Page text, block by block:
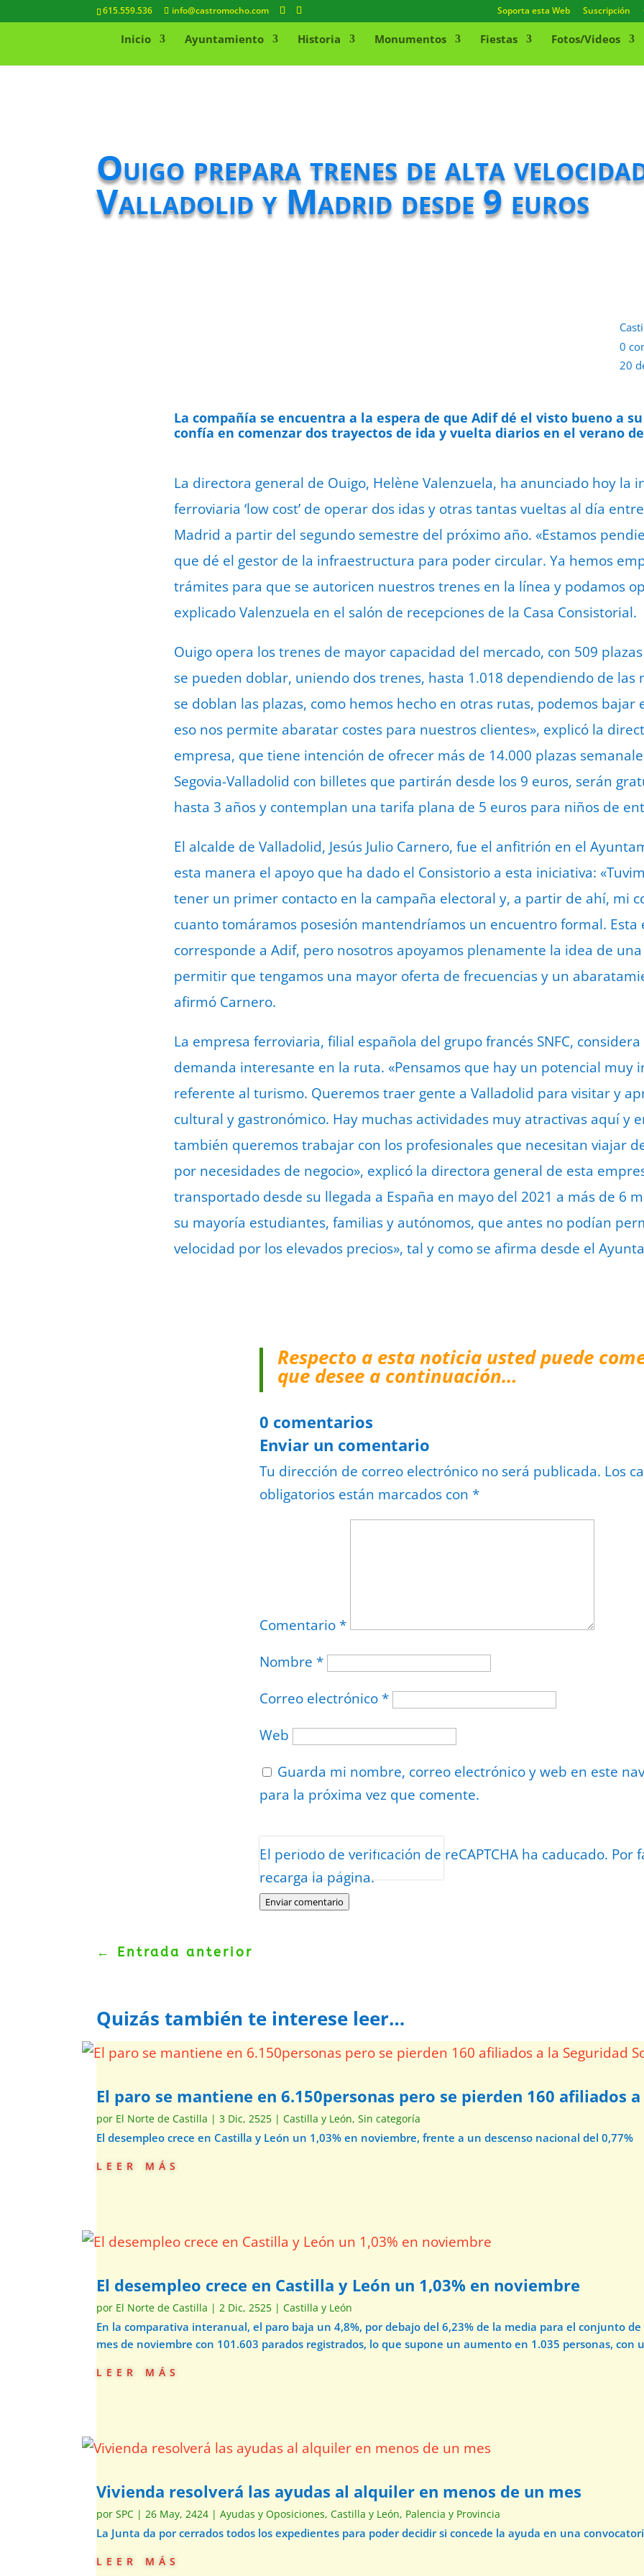
615.559.536 info@castromocho.com Soporta esta Web Suscripción
Inicio Ayuntamiento Historia Monumentos Fiestas Fotos/Videos
Ouigo prepara trenes de alta
Valladolid y Madrid desde 9 euros
0
20
La compañía se encuentra a la espera de que Adif dé el visto bueno a
confía en comenzar dos trayectos de ida y vuelta diarios en el verano de
La directora general de Ouigo, Helène Valenzuela, ha anunciado hoy la
ferroviaria ‘low cost’ de operar dos idas y otras tantas vueltas al día
Madrid a partir del segundo semestre del próximo año. «Estamos
que dé el gestor de la infraestructura para poder circular. Ya hemos
trámites para que se autoricen nuestros trenes en la línea y podamos
explicado Valenzuela en el salón de recepciones de la Casa Consistorial.
Ouigo opera los trenes de mayor capacidad del mercado, con 509
se pueden doblar, uniendo dos trenes, hasta 1.018 dependiendo de las
se doblan las plazas, como hemos hecho en otras rutas, podemos bajar
eso nos permite abaratar costes para nuestros clientes», explicó la
empresa, que tiene intención de ofrecer más de 14.000 plazas
Segovia-Valladolid con billetes que partirán desde los 9 euros, serán
hasta 3 años y contemplan una tarifa plana de 5 euros para niños de
El alcalde de Valladolid, Jesús Julio Carnero, fue el anfitrión en el
esta manera el apoyo que ha dado el Consistorio a esta iniciativa:
tener un primer contacto en la campaña electoral y, a partir de ahí, mi
cuanto tomáramos posesión mantendríamos un encuentro formal. Esta
corresponde a Adif, pero nosotros apoyamos plenamente la idea de
permitir que tengamos una mayor oferta de frecuencias y un
afirmó Carnero.
La empresa ferroviaria, filial española del grupo francés SNFC,
demanda interesante en la ruta. «Pensamos que hay un potencial muy
referente al turismo. Queremos traer gente a Valladolid para visitar y
cultural y gastronómico. Hay muchas actividades muy atractivas aquí y
también queremos trabajar con los profesionales que necesitan viajar
por necesidades de negocio», explicó la directora general de esta
transportado desde su llegada a España en mayo del 2021 a más de 6
su mayoría estudiantes, familias y autónomos, que antes no podían
velocidad por los elevados precios», tal y como se afirma desde el
Respecto a esta noticia usted puede
que desee a continuación…
0 comentarios
Enviar un comentario
Tu dirección de correo electrónico no será publicada. Los
obligatorios están marcados con *
Comentario *
Nombre *
Correo electrónico *
Web
Guarda mi nombre, correo electrónico y web en este
para la próxima vez que comente.
El periodo de verificación de reCAPTCHA ha caducado. Por
recarga la página.
Enviar comentario
Protegidos por reCAPTCHA
Términos
← Entrada anterior
Quizás también te interese leer…
El paro se mantiene en 6.150personas pero se pierden 160 afiliados
por El Norte de Castilla |3 Dic, 2525 |Castilla y León,Sin categoría
El desempleo crece en Castilla y León un 1,03% en noviembre, frente a un descenso nacional del 0,77%
leer más
El desempleo crece en Castilla y León un 1,03% en noviembre
por El Norte de Castilla |2 Dic, 2525 |Castilla y León
En la comparativa interanual, el paro baja un 4,8%, por debajo del 6,23% de la media para el conjunto
mes de noviembre con 101.603 parados registrados, lo que supone un aumento en 1.035 personas, con
leer más
Vivienda resolverá las ayudas al alquiler en menos de un mes
porSPC |26 May, 2424 |Ayudas y Oposiciones,Castilla y León, Palencia y Provincia
La Junta da por cerrados todos los expedientes para poder decidir si concede la ayuda en una
leer más